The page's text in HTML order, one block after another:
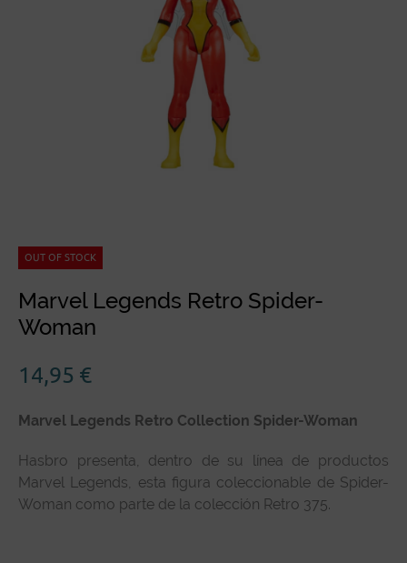
OUT OF STOCK
Marvel Legends Retro Spider-
Woman
14,95 €
Marvel Legends Retro Collection Spider-Woman
Hasbro presenta, dentro de su línea de productos
Marvel Legends, esta figura coleccionable de Spider-
Woman como parte de la colección Retro 375.